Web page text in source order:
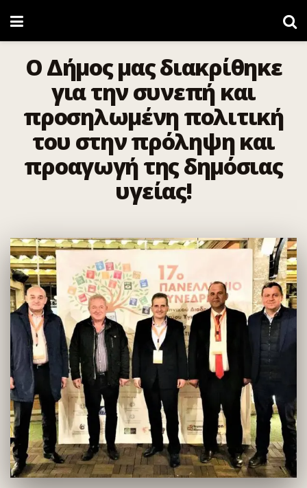
Ο Δήμος μας διακρίθηκε
για την συνεπή και
προσηλωμένη πολιτική
του στην πρόληψη και
προαγωγή της δημόσιας
υγείας!